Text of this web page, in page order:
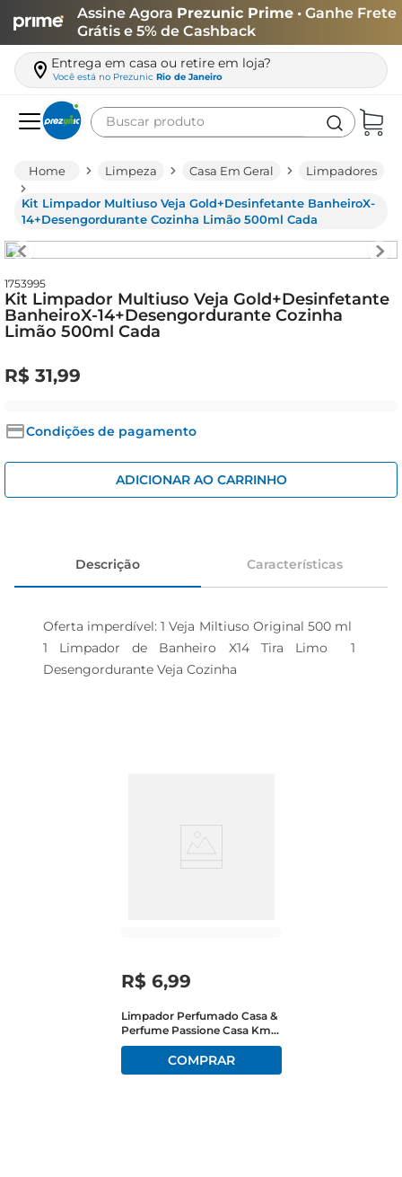
Assine Agora Prezunic Prime • Ganhe Frete
Grátis e 5% de Cashback
Entrega em casa ou retire em loja?
Você está no Prezunic Rio de Janeiro
Buscar produto
Limpeza Casa Em Geral Limpadores
Kit Limpador Multiuso Veja Gold+Desinfetante BanheiroX-
14+Desengordurante Cozinha Limão 500ml Cada
1753995
Kit Limpador Multiuso Veja Gold+Desinfetante
BanheiroX-14+Desengordurante Cozinha
Limão 500ml Cada
R$ 31,99
Condições de pagamento
ADICIONAR AO CARRINHO
Descrição Características
Oferta imperdível: 1 Veja Miltiuso Original 500 ml
1 Limpador de Banheiro X14 Tira Limo  1
Desengordurante Veja Cozinha
R$ 6,99
Limpador Perfumado Casa &
Perfume Passione Casa Km
Frasco 500ml
leite
café
queijo
arroz
azeite
biscoito
iogurte
papel higiênico